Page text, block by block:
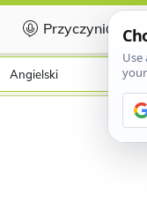
Przyczynić się
Angielski